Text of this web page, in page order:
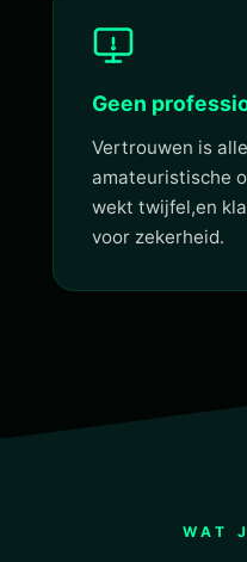
Geen
Vertrouwen is
amateuristische
wekt twijfel,en
voor zekerheid.
WAT